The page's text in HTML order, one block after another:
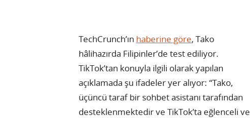
TechCrunch’ın haberine göre, Tako
hâlihazırda Filipinler’de test ediliyor.
TikTok’tan konuyla ilgili olarak yapılan
açıklamada şu ifadeler yer alıyor: “Tako,
üçüncü taraf bir sohbet asistanı tarafından
desteklenmektedir ve TikTok’ta eğlenceli ve